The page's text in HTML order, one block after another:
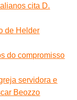
cita D.
de Helder
do compromisso
servidora e
Beozzo